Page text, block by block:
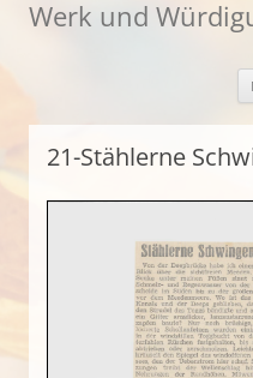
Werk und
21-Stählerne